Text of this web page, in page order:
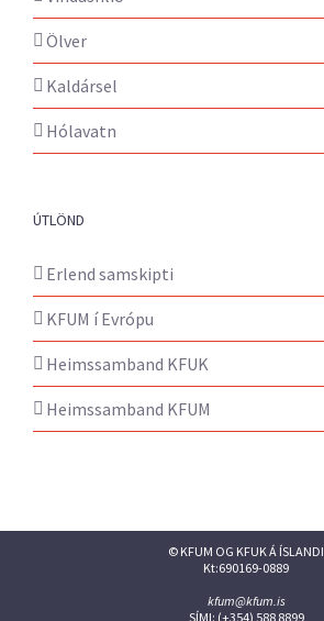
Ölver
Kaldársel
Hólavatn
ÚTLÖND
Erlend samskipti
KFUM í Evrópu
Heimssamband KFUK
Heimssamband KFUM
© KFUM OG KFUK Á ÍSLANDI
Kt:690169-0889
kfum@kfum.is
SÍMI: (+354) 588 8899